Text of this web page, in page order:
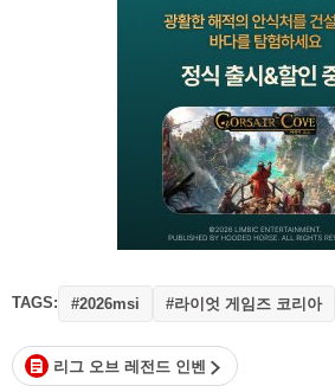
TAGS: #2026msi #라이엇 게임즈 코리아
리그 오브 레전드 인벤